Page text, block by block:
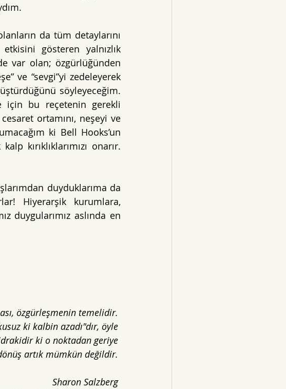
da tüm detaylarını
gösteren yalnızlık
var olan; özgürlüğünden
ve “sevgi”yi zedeleyerek
söyleyeceğim.
için bu reçetenin gerekli
ortamını, neşeyi ve
kırıklıklarımızı onarır.
duyduklarıma da
Hiyerarşik kurumlara,
duygularımız aslında en
özgürleşmenin temelidir.
ki kalbin azadı"dır, öyle
ki o noktadan geriye
artık mümkün değildir.
Sharon Salzberg